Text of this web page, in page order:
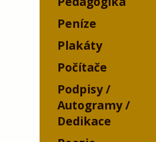
Peníze
Plakáty
Počítače
Podpisy /
Autogramy /
Dedikace